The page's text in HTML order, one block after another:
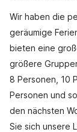
Wir haben die
geräumige
bieten eine
größere
8 Personen, 10
Personen und
den nächsten
Sie sich unsere